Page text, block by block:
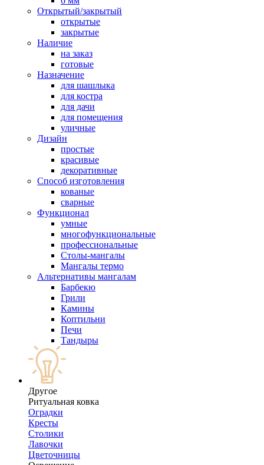
Открытый/закрытый
открытые
закрытые
Наличие
на заказ
готовые
Назначение
для шашлыка
для костра
для дачи
для помещения
уличные
Дизайн
простые
красивые
декоративные
Способ изготовления
кованые
сварные
Функционал
умные
многофункциональные
профессиональные
Столы-мангалы
Мангалы термо
Альтернативы мангалам
Барбекю
Грили
Камины
Коптильни
Печи
Тандыры
Другое
Ритуальная ковка
Оградки
Кресты
Столики
Лавочки
Цветочницы